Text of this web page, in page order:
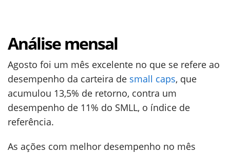
Análise mensal
Agosto foi um mês excelente no que se refere ao
desempenho da carteira de small caps, que
acumulou 13,5% de retorno, contra um
desempenho de 11% do SMLL, o índice de
referência.
As ações com melhor desempenho no mês